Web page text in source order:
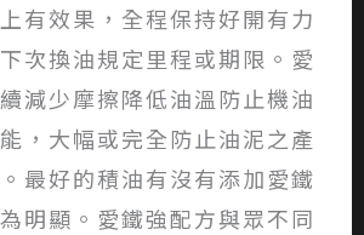
有效果，全程保持好開有力
次換油規定里程或期限。愛
減少摩擦降低油溫防止機油
，大幅或完全防止油泥之產
最好的積油有沒有添加愛鐵
明顯。愛鐵強配方與眾不同